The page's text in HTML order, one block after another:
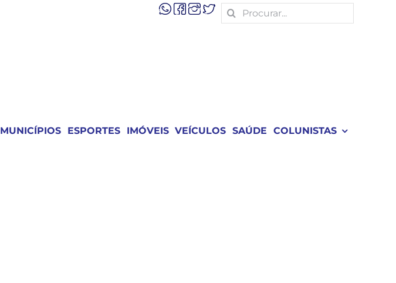
Search
for:
MUNICÍPIOS ESPORTES IMÓVEIS VEÍCULOS SAÚDE COLUNISTAS